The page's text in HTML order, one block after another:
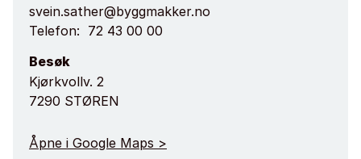
svein.sather@byggmakker.no
Telefon: 72 43 00 00
Besøk
Kjørkvollv. 2
7290 STØREN
Åpne i Google Maps >